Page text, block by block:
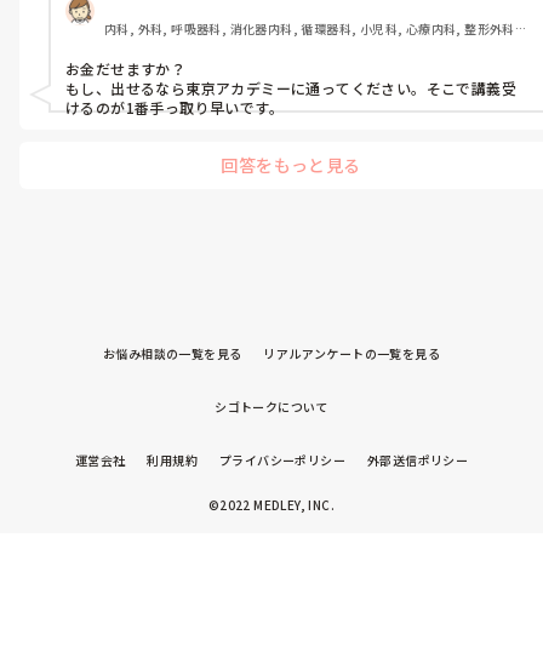
内科, 外科, 呼吸器科, 消化器内科, 循環器科, 小児科, 心療内科, 整形外科,
急科, 超急性期, ICU, CCU, HCU, その他の科, ママナース, 外来, 神経内科,
脳神経外科, NICU, 消化器外科, 一般病院, 慢性期, 回復期, 終末期, オペ室,
透析, 検診・健診
お金だせますか？
もし、出せるなら東京アカデミーに通ってください。そこで講義受
けるのが1番手っ取り早いです。
回答をもっと見る
お悩み相談の一覧を見る リアルアンケートの一覧を見る
シゴトークについて
運営会社 利用規約 プライバシーポリシー 外部送信ポリシー
©2022 MEDLEY, INC.